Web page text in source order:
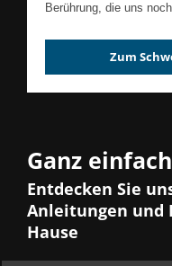
Berührung, die uns
Zum
Ganz
Entdecken Sie
Anleitungen und
Hause